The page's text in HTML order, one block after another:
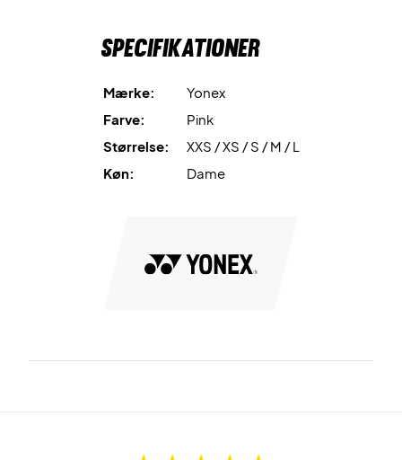
Specifikationer
Mærke:
Yonex
Farve:
Pink
Størrelse:
XXS / XS / S / M / L
Køn:
Dame